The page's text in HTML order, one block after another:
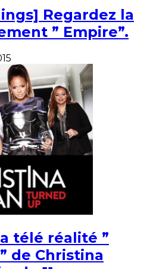
Regardez la
” Empire”.
télé réalité ”
de Christina